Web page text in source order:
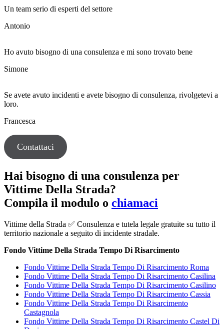
Un team serio di esperti del settore
Antonio
Ho avuto bisogno di una consulenza e mi sono trovato bene
Simone
Se avete avuto incidenti e avete bisogno di consulenza, rivolgetevi a
loro.
Francesca
Contattaci
Hai bisogno di una consulenza per
Vittime Della Strada?
Compila il modulo o chiamaci
Vittime della Strada ✅ Consulenza e tutela legale gratuite su tutto il
territorio nazionale a seguito di incidente stradale.
Fondo Vittime Della Strada Tempo Di Risarcimento
Fondo Vittime Della Strada Tempo Di Risarcimento Roma
Fondo Vittime Della Strada Tempo Di Risarcimento Casilina
Fondo Vittime Della Strada Tempo Di Risarcimento Casilino
Fondo Vittime Della Strada Tempo Di Risarcimento Cassia
Fondo Vittime Della Strada Tempo Di Risarcimento
Castagnola
Fondo Vittime Della Strada Tempo Di Risarcimento Castel Di